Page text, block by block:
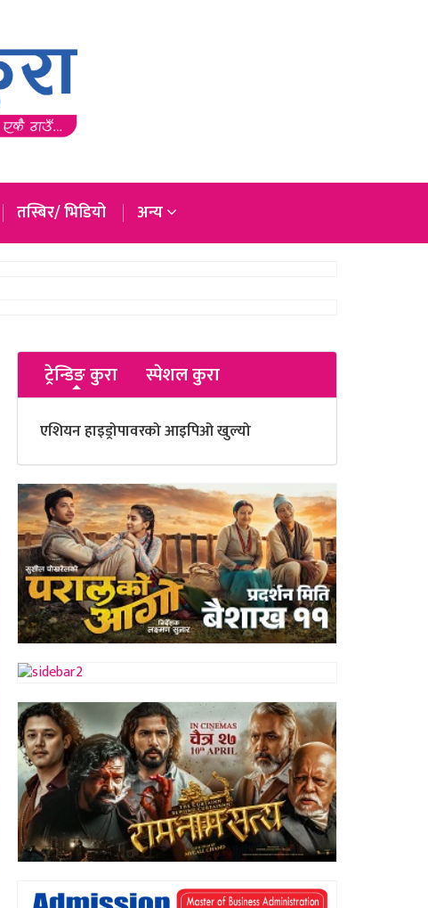
तस्बिर/ भिडियो अन्य
ट्रेन्डिङ कुरा स्पेशल कुरा
एशियन हाइड्रोपावरको आइपिओ खुल्यो